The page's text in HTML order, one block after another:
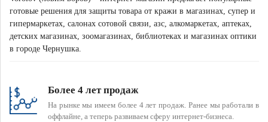
готовые решения для защиты товара от кражи в магазинах, супер и
гипермаркетах, салонах сотовой связи, азс, алкомаркетах, аптеках,
детских магазинах, зоомагазинах, библиотеках и магазинах оптики
в городе Чернушка.
Более 4 лет продаж
На рынке мы имеем более 4 лет продаж. Ранее мы работали в
оффлайне, а теперь развиваем сферу интернет-бизнеса.